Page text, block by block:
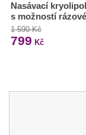
Nasávací
s možností
1 590 Kč
799 Kč